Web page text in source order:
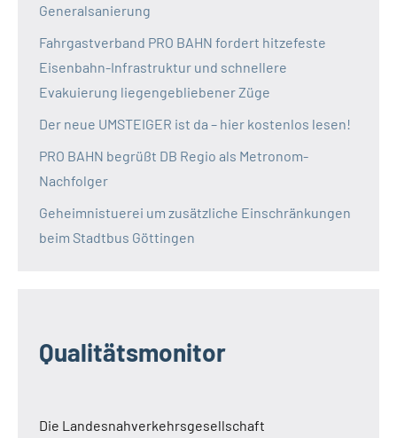
Generalsanierung
Fahrgastverband PRO BAHN fordert hitzefeste
Eisenbahn-Infrastruktur und schnellere
Evakuierung liegengebliebener Züge
Der neue UMSTEIGER ist da – hier kostenlos lesen!
PRO BAHN begrüßt DB Regio als Metronom-
Nachfolger
Geheimnistuerei um zusätzliche Einschränkungen
beim Stadtbus Göttingen
Qualitätsmonitor
Die Landesnahverkehrsgesellschaft